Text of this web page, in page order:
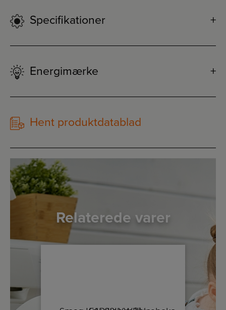
Specifikationer
Energimærke
Hent produktdatablad
Relaterede varer